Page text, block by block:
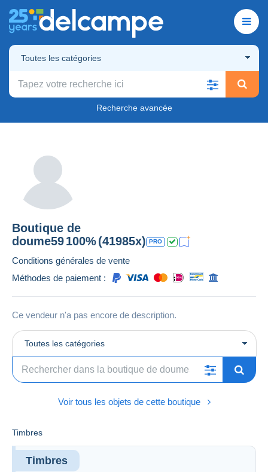
Toutes les catégories
Recherche avancée
Boutique de
doume59100%(41985x) PRO
Conditions générales de vente
Méthodes de paiement :
Ce vendeur n'a pas encore de description.
Toutes les catégories
Voir tous les objets de cette boutique
Timbres
Timbres